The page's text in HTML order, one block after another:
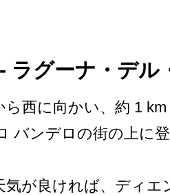
ラグーナ・デル
西に向かい、約 1
バンデロの街の上に
が良ければ、ディ